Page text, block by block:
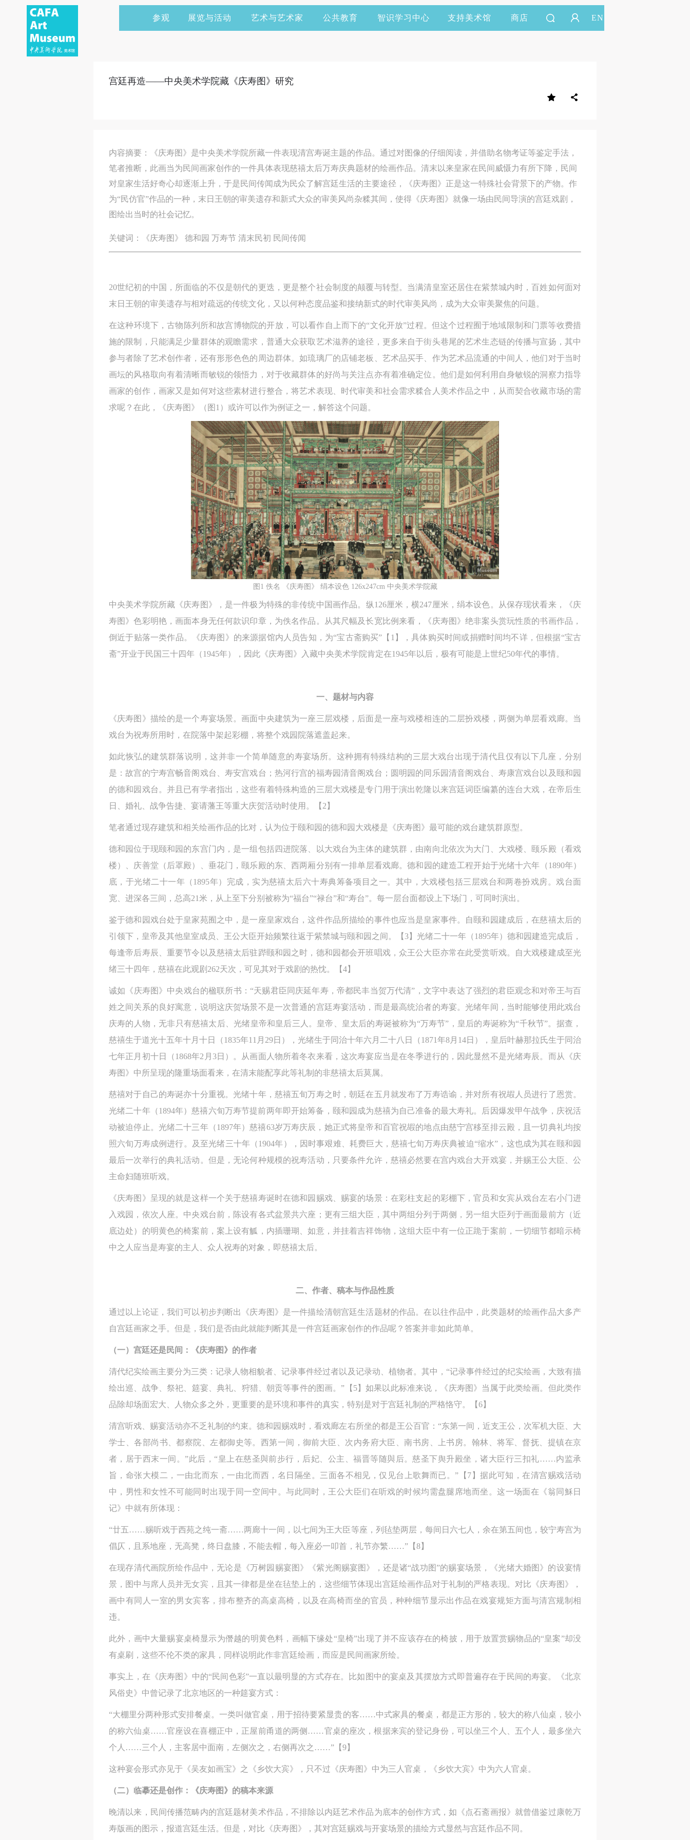
参观 展览与活动 艺术与艺术家 公共教育 智识学习中心 支持美术馆 商店 EN
举办活动
宫廷再造——中央美术学院藏《庆寿图》研究
内容摘要：《庆寿图》是中央美术学院所藏一件表现清宫寿诞主题的作品。通过对图像的仔细阅读，并借助名物考证等鉴定手法，
笔者推断，此画当为民间画家创作的一件具体表现慈禧太后万寿庆典题材的绘画作品。清末以来皇家在民间威慑力有所下降，民间
对皇家生活好奇心却逐渐上升，于是民间传闻成为民众了解宫廷生活的主要途径，《庆寿图》正是这一特殊社会背景下的产物。作
为“民仿官”作品的一种，末日王朝的审美遗存和新式大众的审美风尚杂糅其间，使得《庆寿图》就像一场由民间导演的宫廷戏剧，
图绘出当时的社会记忆。
关键词：《庆寿图》 德和园 万寿节 清末民初 民间传闻
20世纪初的中国，所面临的不仅是朝代的更迭，更是整个社会制度的颠覆与转型。当满清皇室还居住在紫禁城内时，百姓如何面对
末日王朝的审美遗存与相对疏远的传统文化，又以何种态度品鉴和接纳新式的时代审美风尚，成为大众审美聚焦的问题。
在这种环境下，古物陈列所和故宫博物院的开放，可以看作自上而下的“文化开放”过程。但这个过程囿于地域限制和门票等收费措
施的限制，只能满足少量群体的观瞻需求，普通大众获取艺术滋养的途径，更多来自于街头巷尾的艺术生态链的传播与宣扬，其中
参与者除了艺术创作者，还有形形色色的周边群体。如琉璃厂的店铺老板、艺术品买手、作为艺术品流通的中间人，他们对于当时
画坛的风格取向有着清晰而敏锐的领悟力，对于收藏群体的好尚与关注点亦有着准确定位。他们是如何利用自身敏锐的洞察力指导
画家的创作，画家又是如何对这些素材进行整合，将艺术表现、时代审美和社会需求糅合人美术作品之中，从而契合收藏市场的需
求呢？在此，《庆寿图》（图1）或许可以作为例证之一，解答这个问题。
图1 佚名 《庆寿图》 绢本设色 126x247cm 中央美术学院藏
中央美术学院所藏《庆寿图》，是一件极为特殊的非传统中国画作品。纵126厘米，横247厘米，绢本设色。从保存现状看来，《庆
寿图》色彩明艳，画面本身无任何款识印章，为佚名作品。从其尺幅及长宽比例来看，《庆寿图》绝非案头赏玩性质的书画作品，
倒近于贴落一类作品。《庆寿图》的来源据馆内人员告知，为“宝古斋购买”【1】，具体购买时间或捐赠时间均不详，但根据“宝古
斋”开业于民国三十四年（1945年），因此《庆寿图》入藏中央美术学院肯定在1945年以后，极有可能是上世纪50年代的事情。
一、题材与内容
《庆寿图》描绘的是一个寿宴场景。画面中央建筑为一座三层戏楼，后面是一座与戏楼相连的二层扮戏楼，两侧为单层看戏廊。当
戏台为祝寿所用时，在院落中架起彩棚，将整个戏园院落遮盖起来。
如此恢弘的建筑群落说明，这并非一个简单随意的寿宴场所。这种拥有特殊结构的三层大戏台出现于清代且仅有以下几座，分别
是：故宫的宁寿宫畅音阁戏台、寿安宫戏台；热河行宫的福寿园清音阁戏台；圆明园的同乐园清音阁戏台、寿康宫戏台以及颐和园
的德和园戏台。并且已有学者指出，这些有着特殊构造的三层大戏楼是专门用于演出乾隆以来宫廷词臣编纂的连台大戏，在帝后生
日、婚礼、战争告捷、宴请藩王等重大庆贺活动时使用。【2】
笔者通过现存建筑和相关绘画作品的比对，认为位于颐和园的德和园大戏楼是《庆寿图》最可能的戏台建筑群原型。
德和园位于现颐和园的东宫门内，是一组包括四进院落、以大戏台为主体的建筑群，由南向北依次为大门、大戏楼、颐乐殿（看戏
楼）、庆善堂（后罩殿）、垂花门，颐乐殿的东、西两厢分别有一排单层看戏廊。德和园的建造工程开始于光绪十六年（1890年）
底，于光绪二十一年（1895年）完成，实为慈禧太后六十寿典筹备项目之一。其中，大戏楼包括三层戏台和两卷扮戏房。戏台面
宽、进深各三间，总高21米，从上至下分别被称为“福台”“禄台”和“寿台”。每一层台面都设上下场门，可同时演出。
鉴于德和园戏台处于皇家苑囿之中，是一座皇家戏台，这件作品所描绘的事件也应当是皇家事件。自颐和园建成后，在慈禧太后的
引领下，皇帝及其他皇室成员、王公大臣开始频繁往返于紫禁城与颐和园之间。【3】光绪二十一年（1895年）德和园建造完成后，
每逢帝后寿辰、重要节令以及慈禧太后驻跸颐和园之时，德和园都会开班唱戏，众王公大臣亦常在此受赏听戏。自大戏楼建成至光
绪三十四年，慈禧在此观剧262天次，可见其对于戏剧的热忱。【4】
诚如《庆寿图》中央戏台的楹联所书：“天赐君臣同庆延年寿，帝都民丰当贺万代清”，文字中表达了强烈的君臣观念和对帝王与百
姓之间关系的良好寓意，说明这庆贺场景不是一次普通的宫廷寿宴活动，而是最高统治者的寿宴。光绪年间，当时能够使用此戏台
庆寿的人物，无非只有慈禧太后、光绪皇帝和皇后三人。皇帝、皇太后的寿诞被称为“万寿节”，皇后的寿诞称为“千秋节”。据查，
慈禧生于道光十五年十月十日（1835年11月29日），光绪生于同治十年六月二十八日（1871年8月14日），皇后叶赫那拉氏生于同治
七年正月初十日（1868年2月3日）。从画面人物所着冬衣来看，这次寿宴应当是在冬季进行的，因此显然不是光绪寿辰。而从《庆
寿图》中所呈现的隆重场面看来，在清末能配享此等礼制的非慈禧太后莫属。
慈禧对于自己的寿诞亦十分重视。光绪十年，慈禧五旬万寿之时，朝廷在五月就发布了万寿诰谕，并对所有祝嘏人员进行了恩赏。
光绪二十年（1894年）慈禧六旬万寿节提前两年即开始筹备，颐和园成为慈禧为自己准备的最大寿礼。后因爆发甲午战争，庆祝活
动被迫停止。光绪二十三年（1897年）慈禧63岁万寿庆辰，她正式将皇帝和百官祝嘏的地点由慈宁宫移至排云殿，且一切典礼均按
照六旬万寿成例进行。及至光绪三十年（1904年），因时事艰难、耗费巨大，慈禧七旬万寿庆典被迫“缩水”，这也成为其在颐和园
最后一次举行的典礼活动。但是，无论何种规模的祝寿活动，只要条件允许，慈禧必然要在宫内戏台大开戏宴，并赐王公大臣、公
主命妇随班听戏。
《庆寿图》呈现的就是这样一个关于慈禧寿诞时在德和园赐戏、赐宴的场景：在彩柱支起的彩棚下，官员和女宾从戏台左右小门进
入戏园，依次人座。中央戏台前，陈设有各式盆景共六座；更有三组大臣，其中两组分列于两侧，另一组大臣列于画面最前方（近
底边处）的明黄色的椅案前，案上设有觚，内插珊瑚、如意，并挂着吉祥饰物，这组大臣中有一位正跪于案前，一切细节都暗示椅
中之人应当是寿宴的主人、众人祝寿的对象，即慈禧太后。
二、作者、稿本与作品性质
通过以上论证，我们可以初步判断出《庆寿图》是一件描绘清朝宫廷生活题材的作品。在以往作品中，此类题材的绘画作品大多产
自宫廷画家之手。但是，我们是否由此就能判断其是一件宫廷画家创作的作品呢？答案并非如此简单。
（一）宫廷还是民间：《庆寿图》的作者
清代纪实绘画主要分为三类：记录人物相貌者、记录事件经过者以及记录动、植物者。其中，“记录事件经过的纪实绘画，大致有描
绘出巡、战争、祭祀、筵宴、典礼、狩猎、朝贡等事件的图画。”【5】如果以此标准来说，《庆寿图》当属于此类绘画。但此类作
品除却场面宏大、人物众多之外，更重要的是环境和事件的真实，特别是对于宫廷礼制的严格恪守。【6】
清宫听戏、赐宴活动亦不乏礼制的约束。德和园赐戏时，看戏廊左右所坐的都是王公百官：“东第一间，近支王公，次军机大臣、大
学士、各部尚书、都察院、左都御史等。西第一间，御前大臣、次内务府大臣、南书房、上书房。翰林、将军、督抚、提镇在京
者，居于西末一间。”此后，“皇上在慈圣與前步行，后妃、公主、福晋等随與后。慈圣下舆升殿坐，诸大臣行三扣礼……内监承
旨，命张大模二，一由北而东，一由北而西，名日隔坐。三面各不相见，仅见台上歌舞而已。”【7】据此可知，在清宫赐戏活动
中，男性和女性不可能同时出现于同一空间中。与此同时，王公大臣们在听戏的时候均需盘腿席地而坐。这一场面在《翁同穌日
记》中就有所体现：
“廿五……赐听戏于西苑之纯一斋……两廊十一间，以七间为王大臣等座，列毡垫两层，每间日六七人，余在第五间也，较宁寿宫为
倡仄，且系地座，无高凳，终日盘膝，不能去帽，每入座必一叩首，礼节亦繁……”【8】
在现存清代画院所绘作品中，无论是《万树园赐宴图》《紫光阁赐宴图》，还是诸“战功图”的赐宴场景，《光绪大婚图》的设宴情
景，图中与席人员并无女宾，且其一律都是坐在毡垫上的，这些细节体现出宫廷绘画作品对于礼制的严格表现。对比《庆寿图》，
画中有同人一室的男女宾客，排布整齐的高桌高椅，以及在高椅而坐的官员，种种细节显示出作品在戏宴规矩方面与清宫规制相
违。
此外，画中大量赐宴桌椅显示为僭越的明黄色料，画幅下缘处“皇椅”出现了并不应该存在的椅披，用于放置赏赐物品的“皇案”却没
有桌刷，这些不伦不类的家具，同样说明此作非宫廷绘画，而应是民间画家所绘。
事实上，在《庆寿图》中的“民间色彩”一直以最明显的方式存在。比如图中的宴桌及其摆放方式即普遍存在于民间的寿宴。《北京
风俗史》中曾记录了北京地区的一种筵宴方式：
“大棚里分两种形式安排餐桌。一类叫做官桌，用于招待要紧显贵的客……中式家具的餐桌，都是正方形的，较大的称八仙桌，较小
的称六仙桌……官座设在喜棚正中，正屋前甬道的两侧……官桌的座次，根据来宾的登记身份，可以坐三个人、五个人，最多坐六
个人……三个人，主客居中面南，左侧次之，右侧再次之……”【9】
这种宴会形式亦见于《吴友如画宝》之《乡饮大宾》，只不过《庆寿图》中为三人官桌，《乡饮大宾》中为六人官桌。
（二）临摹还是创作：《庆寿图》的稿本来源
晚清以来，民间传播范畴内的宫廷题材美术作品，不排除以内廷艺术作品为底本的创作方式，如《点石斋画报》就曾借鉴过康乾万
寿版画的图示，报道宫廷生活。但是，对比《庆寿图》，其对宫廷赐戏与开宴场景的描绘方式显然与宫廷作品不同。
本人完全同意《中央美术学院美术馆》（以下简称“CAFAM”），愿意将本人
参与中央美术学院美术馆公共教育部组织的公益性活动（包括美术馆会员活
动）的涉及本人的图像、照片、文字、著作、活动成果（如参与工作坊创作
的作品）提交中央美术学院用作发表、出版。中央美术学院可以以电子、网
美术学院资料库》《中央美术学院美术馆资料库》等相关资料、文献、档案
机构和平台，在中央美术学院中使用和在互联网上传播，同意按相关“章程”规
险，参加者应有必要的风险意识。
参加本次活动者必须遵守中华人民共和国的相关法律、法规，必须遵循道德
和社会公德规范，并应该具备以人为本、团结友爱、互相帮助和助人为乐的
良好品质。
参加本次活动人员应该是成年人（具有完全民事行为能力的人，18周岁以
上）未成年人必须在成年人的陪同下参观。
第四条
参加活动者在此次活动期间的人身安全责任自负。鼓励参加者自行购买人身
安全保险。活动中一旦出现事故，活动中任何非事故当事人及美术馆将不承
担人身事故的任何责任，但有互相援助的义务。参加活动的成员应当积极主
动的组织实施救援工作，但对事故本身不承担任何法律责任和经济责任。参
加本次活动者的人身安全不负有民事及相关连带责任。
展示、展览、馆藏艺术作品及衍生品的安全。活动中一旦因个人原因造成美
术馆场地、空间、艺术品、衍生品等受到不同程度的损失、破坏。活动中任
何非事故当事人及美术馆将不承担相应的责任与损失，应由参与活动者根据
相应的法律条文、组织规定进行协商和赔偿。并追究相应的法律责任和经济
行，并正确的使用活动中所涉及到的绘画工具、创作材料及配套设备、设
施，若参与者因个人原因在使用相应绘画工具、创作材料及配套设备、设施
造成个人受伤、伤害他人及造成相应工具、材料、设备或设施的故障或损
中央美术学院美术馆肖像权许可使用协议
根据《中华人民共和国广告法》、《中华人民共和国民法通则》以及 最高人
民法院关于贯彻执行 《中华人民共和国民法通则》若干问题的意见（试行）>
的有关规定，为明确肖像许可方（甲方）和使用方（乙方）的权利义务关
协议：
一、 一般约定
（1）、甲方为本协议中的肖像权人，自愿将自己的肖像权许可乙方作符合本
本人完全同意《中央美术学院美术馆》（以下简称“CAFAM”），愿意将本人
参与中央美术学院美术馆公共教育部组织的公益性活动（包括美术馆会员活
动）的涉及本人的图像、照片、文字、著作、活动成果（如参与工作坊创作
的作品）提交中央美术学院用作发表、出版。中央美术学院可以以电子、网
美术学院资料库》《中央美术学院美术馆资料库》等相关资料、文献、档案
机构和平台，在中央美术学院中使用和在互联网上传播，同意按相关“章程”规
险，参加者应有必要的风险意识。
参加本次活动者必须遵守中华人民共和国的相关法律、法规，必须遵循道德
和社会公德规范，并应该具备以人为本、团结友爱、互相帮助和助人为乐的
良好品质。
参加本次活动人员应该是成年人（具有完全民事行为能力的人，18周岁以
上）未成年人必须在成年人的陪同下参观。
第四条
参加活动者在此次活动期间的人身安全责任自负。鼓励参加者自行购买人身
安全保险。活动中一旦出现事故，活动中任何非事故当事人及美术馆将不承
担人身事故的任何责任，但有互相援助的义务。参加活动的成员应当积极主
动的组织实施救援工作，但对事故本身不承担任何法律责任和经济责任。参
加本次活动者的人身安全不负有民事及相关连带责任。
展示、展览、馆藏艺术作品及衍生品的安全。活动中一旦因个人原因造成美
术馆场地、空间、艺术品、衍生品等受到不同程度的损失、破坏。活动中任
何非事故当事人及美术馆将不承担相应的责任与损失，应由参与活动者根据
相应的法律条文、组织规定进行协商和赔偿。并追究相应的法律责任和经济
行，并正确的使用活动中所涉及到的绘画工具、创作材料及配套设备、设
施，若参与者因个人原因在使用相应绘画工具、创作材料及配套设备、设施
造成个人受伤、伤害他人及造成相应工具、材料、设备或设施的故障或损
中央美术学院美术馆肖像权许可使用协议
根据《中华人民共和国广告法》、《中华人民共和国民法通则》以及 最高人
民法院关于贯彻执行 《中华人民共和国民法通则》若干问题的意见（试行）>
的有关规定，为明确肖像许可方（甲方）和使用方（乙方）的权利义务关
协议：
一、 一般约定
（1）、甲方为本协议中的肖像权人，自愿将自己的肖像权许可乙方作符合本
本人完全同意《中央美术学院美术馆》（以下简称“CAFAM”），愿意将本人
参与中央美术学院美术馆公共教育部组织的公益性活动（包括美术馆会员活
动）的涉及本人的图像、照片、文字、著作、活动成果（如参与工作坊创作
的作品）提交中央美术学院用作发表、出版。中央美术学院可以以电子、网
美术学院资料库》《中央美术学院美术馆资料库》等相关资料、文献、档案
机构和平台，在中央美术学院中使用和在互联网上传播，同意按相关“章程”规
险，参加者应有必要的风险意识。
参加本次活动者必须遵守中华人民共和国的相关法律、法规，必须遵循道德
和社会公德规范，并应该具备以人为本、团结友爱、互相帮助和助人为乐的
良好品质。
参加本次活动人员应该是成年人（具有完全民事行为能力的人，18周岁以
上）未成年人必须在成年人的陪同下参观。
第四条
参加活动者在此次活动期间的人身安全责任自负。鼓励参加者自行购买人身
安全保险。活动中一旦出现事故，活动中任何非事故当事人及美术馆将不承
担人身事故的任何责任，但有互相援助的义务。参加活动的成员应当积极主
动的组织实施救援工作，但对事故本身不承担任何法律责任和经济责任。参
加本次活动者的人身安全不负有民事及相关连带责任。
展示、展览、馆藏艺术作品及衍生品的安全。活动中一旦因个人原因造成美
术馆场地、空间、艺术品、衍生品等受到不同程度的损失、破坏。活动中任
何非事故当事人及美术馆将不承担相应的责任与损失，应由参与活动者根据
相应的法律条文、组织规定进行协商和赔偿。并追究相应的法律责任和经济
行，并正确的使用活动中所涉及到的绘画工具、创作材料及配套设备、设
施，若参与者因个人原因在使用相应绘画工具、创作材料及配套设备、设施
造成个人受伤、伤害他人及造成相应工具、材料、设备或设施的故障或损
中央美术学院美术馆肖像权许可使用协议
根据《中华人民共和国广告法》、《中华人民共和国民法通则》以及 最高人
民法院关于贯彻执行 《中华人民共和国民法通则》若干问题的意见（试行）>
的有关规定，为明确肖像许可方（甲方）和使用方（乙方）的权利义务关
协议：
一、 一般约定
（1）、甲方为本协议中的肖像权人，自愿将自己的肖像权许可乙方作符合本
快捷登录
手机号码 发送验证码
手机号码将作为您的登录账号
验证码
登录